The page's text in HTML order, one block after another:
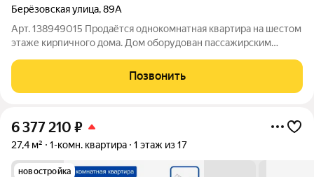
Берёзовская улица,89А
Арт. 138949015 Продаётся однокомнатная квартира на шестом
этаже кирпичного дома. Дом оборудован пассажирским
на зелёную улицу. Квартира требует ремонта, что позволяет
воплотить любые
Позвонить
6 377 210 ₽
27,4 м² 1-комн. квартира 1 этаж из 17
новостройка